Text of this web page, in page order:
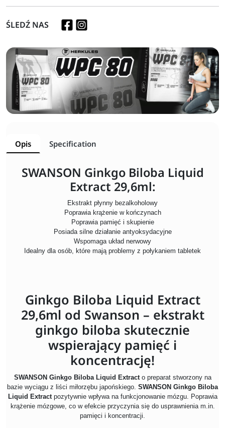
ŚLEDŹ NAS
Opis Specification
SWANSON Ginkgo Biloba Liquid
Extract 29,6ml:
Ekstrakt płynny bezalkoholowy
Poprawia krążenie w kończynach
Poprawia pamięć i skupienie
Posiada silne działanie antyoksydacyjne
Wspomaga układ nerwowy
Idealny dla osób, które mają problemy z połykaniem tabletek
Ginkgo Biloba Liquid Extract
29,6ml od Swanson – ekstrakt
ginkgo biloba skutecznie
wspierający pamięć i
koncentrację!
SWANSON Ginkgo Biloba Liquid Extracto preparat stworzony na
bazie wyciągu z liści miłorzębu japońskiego. SWANSON Ginkgo Biloba
Liquid Extract pozytywnie wpływa na funkcjonowanie mózgu. Poprawia
krążenie mózgowe, co w efekcie przyczynia się do usprawnienia m.in.
pamięci i koncentracji.